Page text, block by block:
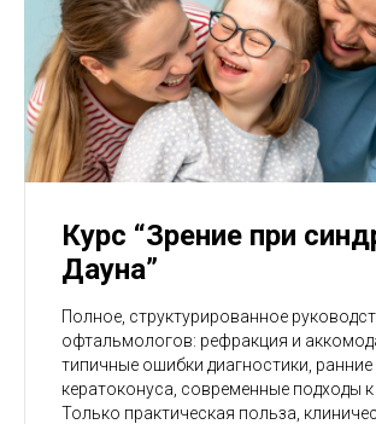
Курс “Зрение при
Дауна”
Полное, структурированное
офтальмологов: рефракция и
типичные ошибки диагностики, ранние
кератоконуса, современные подходы к
Только практическая польза,